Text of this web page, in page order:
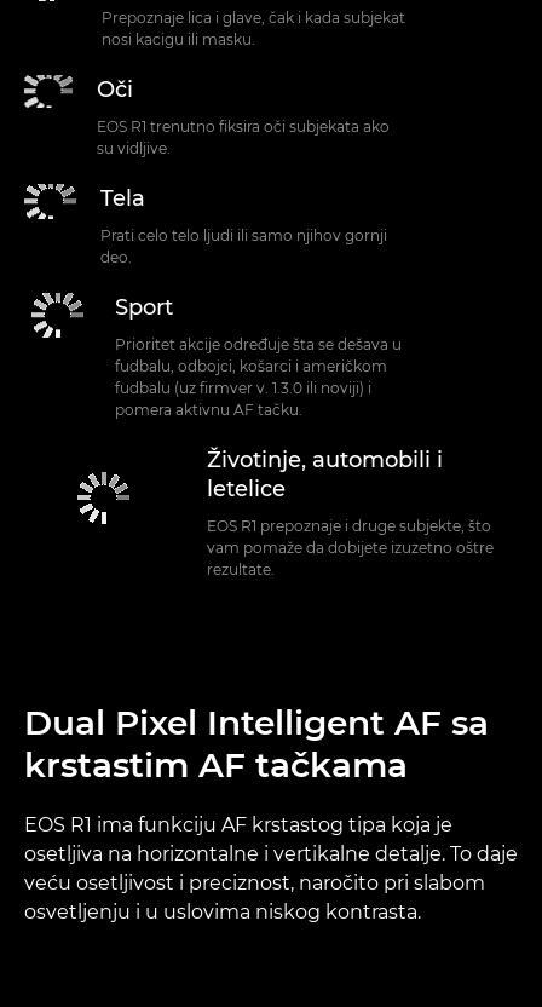
Prepoznaje lica i glave, čak i kada subjekat
nosi kacigu ili masku.
Oči
EOS R1 trenutno fiksira oči subjekata ako
su vidljive.
Tela
Prati celo telo ljudi ili samo njihov gornji
deo.
Sport
Prioritet akcije određuje šta se dešava u
fudbalu, odbojci, košarci i američkom
fudbalu (uz firmver v. 1.3.0 ili noviji) i
pomera aktivnu AF tačku.
Životinje, automobili i
letelice
EOS R1 prepoznaje i druge subjekte, što
vam pomaže da dobijete izuzetno oštre
rezultate.
Dual Pixel Intelligent AF sa
krstastim AF tačkama
EOS R1 ima funkciju AF krstastog tipa koja je
osetljiva na horizontalne i vertikalne detalje. To daje
veću osetljivost i preciznost, naročito pri slabom
osvetljenju i u uslovima niskog kontrasta.